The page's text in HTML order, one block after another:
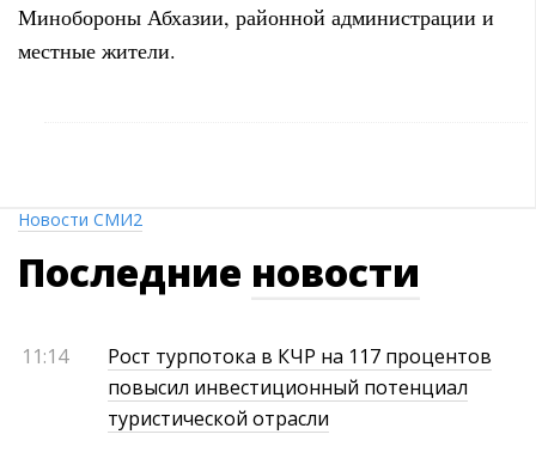
Минобороны Абхазии, районной администрации и
местные жители.
Новости СМИ2
Последние новости
11:14
Рост турпотока в КЧР на 117 процентов
повысил инвестиционный потенциал
туристической отрасли